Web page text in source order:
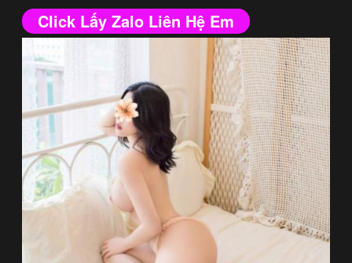
Click Lấy Zalo Liên Hệ Em